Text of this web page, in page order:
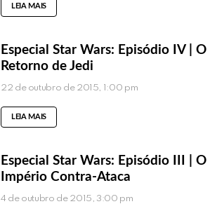
LEIA MAIS
Especial Star Wars: Episódio IV | O
Retorno de Jedi
22 de outubro de 2015, 1:00 pm
LEIA MAIS
Especial Star Wars: Episódio III | O
Império Contra-Ataca
4 de outubro de 2015, 3:00 pm